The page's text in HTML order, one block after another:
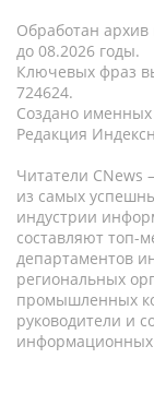
Обработан архив
до 08.2026 годы.
Ключевых фраз
724624.
Создано именных
Редакция
Читатели CNews
из самых
индустрии
составляют топ-
департаментов
региональных
промышленных
руководители и
информационных